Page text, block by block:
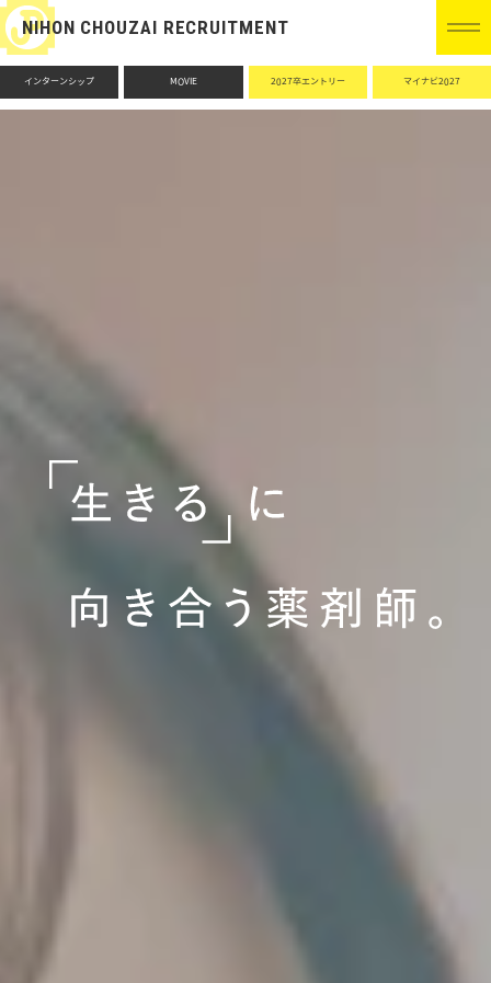
NIHON CHOUZAI RECRUITMENT
インターンシップ MOVIE 2027卒エントリー マイナビ2027